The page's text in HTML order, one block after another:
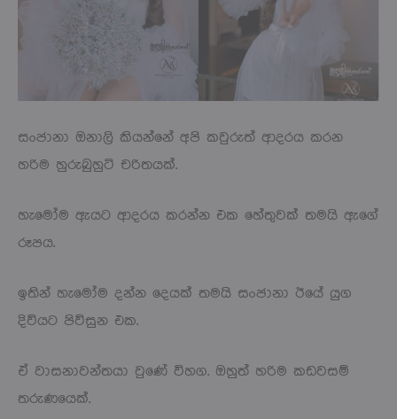
සංජානා ඔනාලි කියන්නේ අපි කවුරුත් ආදරය කරන
හරිම හුරුබුහුටි චරිතයක්.
හැමෝම ඇයට ආදරය කරන්න එක හේතුවක් තමයි ඇගේ
රූපය.
ඉතින් හැමෝම දන්න දෙයක් තමයි සංජානා ඊයේ යුග
දිවියට පිවිසුන එක.
ඒ වාසනාවන්තයා වුණේ විහග. ඔහුත් හරිම කඩවසම්
තරුණයෙක්.